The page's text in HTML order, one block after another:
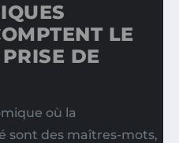
LE
DE
où la
sont des maîtres-mots,